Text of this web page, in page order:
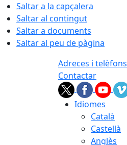
Saltar a la capçalera
Saltar al contingut
Saltar a documents
Saltar al peu de pàgina
Adreces i telèfons
Contactar
Idiomes
Català
Castellà
Anglès